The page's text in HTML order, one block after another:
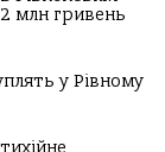
млн гривень
у Рівному